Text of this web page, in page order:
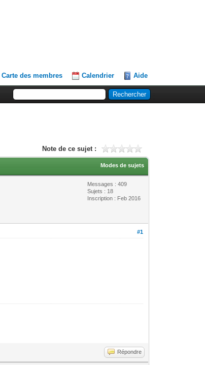
Carte des membres Calendrier Aide
Note de ce sujet :
Modes de sujets
Messages : 409
Sujets : 18
Inscription : Feb 2016
#1
Répondre